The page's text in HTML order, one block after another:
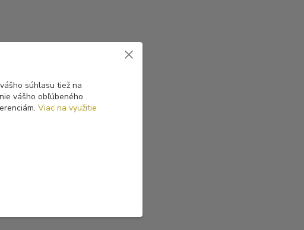
súhlasu tiež na
vášho obľúbeného
Viac na využitie